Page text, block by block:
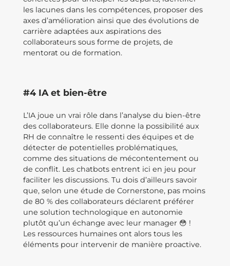
les lacunes dans les compétences, proposer des
axes d’amélioration ainsi que des évolutions de
carrière adaptées aux aspirations des
collaborateurs sous forme de projets, de
mentorat ou de formation.
#4 IA et bien-être
L’IA joue un vrai rôle dans l’analyse du bien-être
des collaborateurs. Elle donne la possibilité aux
RH de connaître le ressenti des équipes et de
détecter de potentielles problématiques,
comme des situations de mécontentement ou
de conflit. Les chatbots entrent ici en jeu pour
faciliter les discussions. Tu dois d’ailleurs savoir
que, selon une étude de Cornerstone, pas moins
de 80 % des collaborateurs déclarent préférer
une solution technologique en autonomie
plutôt qu’un échange avec leur manager 😳 !
Les ressources humaines ont alors tous les
éléments pour intervenir de manière proactive.